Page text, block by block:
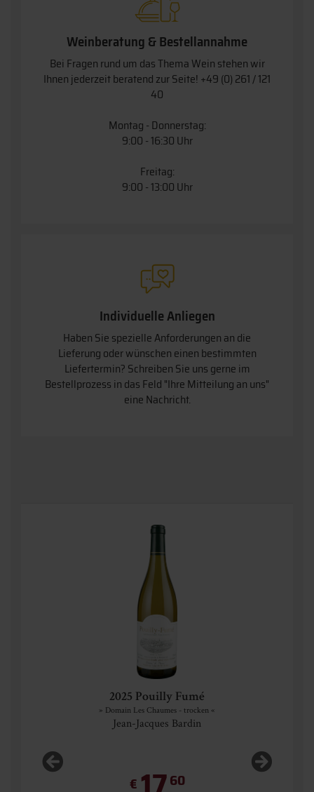
Weinberatung & Bestellannahme
Bei Fragen rund um das Thema Wein stehen wir
Ihnen jederzeit beratend zur Seite! +49 (0) 261 / 121
40
Montag - Donnerstag:
9:00 - 16:30 Uhr
Freitag:
9:00 - 13:00 Uhr
Individuelle Anliegen
Haben Sie spezielle Anforderungen an die
Lieferung oder wünschen einen bestimmten
Liefertermin? Schreiben Sie uns gerne im
Bestellprozess in das Feld "Ihre Mitteilung an uns"
eine Nachricht.
2025 Pouilly Fumé
» Domain Les Chaumes - trocken «
Jean-Jacques Bardin
€ 60